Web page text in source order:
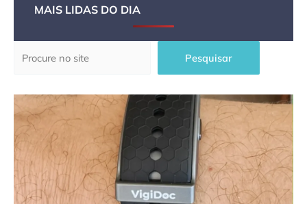
MAIS LIDAS DO DIA
Pesquisar